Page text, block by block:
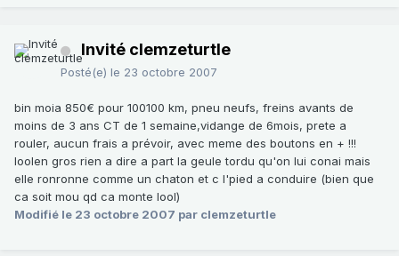
Invité clemzeturtle
Posté(e) le 23 octobre 2007
bin moia 850€ pour 100100 km, pneu neufs, freins avants de
moins de 3 ans CT de 1 semaine,vidange de 6mois, prete a
rouler, aucun frais a prévoir, avec meme des boutons en + !!!
loolen gros rien a dire a part la geule tordu qu'on lui conai mais
elle ronronne comme un chaton et c l'pied a conduire (bien que
ca soit mou qd ca monte lool)
Modifié le 23 octobre 2007 par clemzeturtle